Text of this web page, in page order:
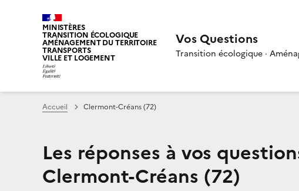
MINISTÈRES
TRANSITION ÉCOLOGIQUE
AMÉNAGEMENT DU TERRITOIRE
TRANSPORTS
VILLE ET LOGEMENT
Vos Questions
Transition écologique ·
Accueil Clermont-Créans (72)
Les réponses à vos
Clermont-Créans (72)